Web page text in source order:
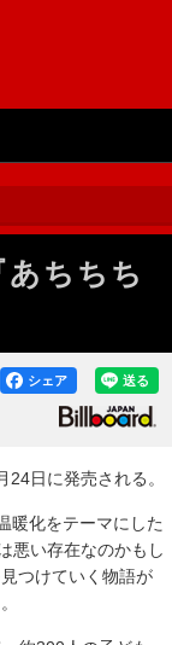
ちちち
送る
シェア
日に発売される。
化をテーマにした
悪い存在なのかもし
つけていく物語が